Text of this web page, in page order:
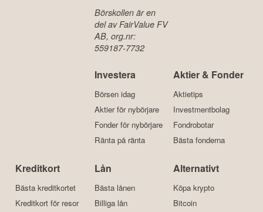
Börskollen är en
del av FairValue FV
AB, org.nr:
559187-7732
Investera
Börsen idag
Aktier för nybörjare
Fonder för nybörjare
Ränta på ränta
Aktier & Fonder
Aktietips
Investmentbolag
Fondrobotar
Bästa fonderna
Kreditkort
Bästa kreditkortet
Kreditkort för resor
Lån
Bästa lånen
Billiga lån
Alternativt
Köpa krypto
Bitcoin